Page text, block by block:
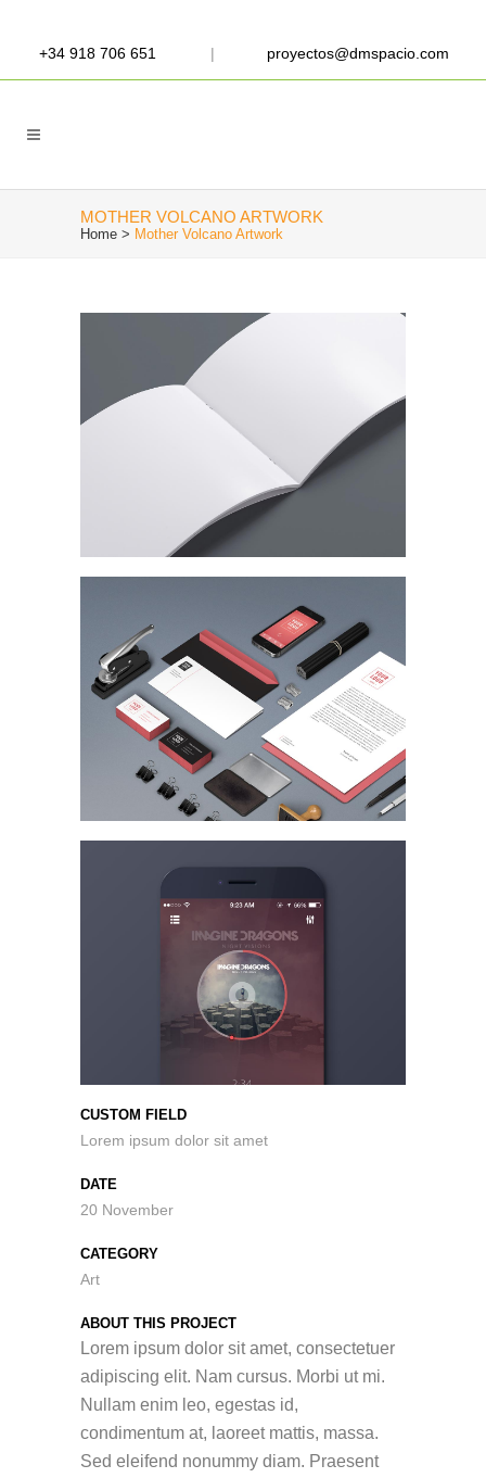
+34 918 706 651 | proyectos@dmspacio.com
MOTHER VOLCANO ARTWORK
Home > Mother Volcano Artwork
CUSTOM FIELD
Lorem ipsum dolor sit amet
DATE
20 November
CATEGORY
Art
ABOUT THIS PROJECT
Lorem ipsum dolor sit amet, consectetuer
adipiscing elit. Nam cursus. Morbi ut mi.
Nullam enim leo, egestas id,
condimentum at, laoreet mattis, massa.
Sed eleifend nonummy diam. Praesent